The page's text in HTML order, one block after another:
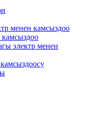
менен камсыздоо
камсыздоо
электр менен